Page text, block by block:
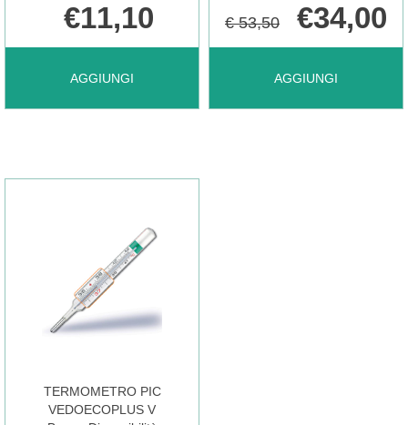
€11,10
AGGIUNGI
AGGIUNGI PRONTEX
TERMOMETRO
1PZ AL
CARRELLO
€ 53,50 €34,00
AGGIUNGI
AGGIUNGI PRONTEX
TERMOMETRO PIC
VEDOECOPLUS V